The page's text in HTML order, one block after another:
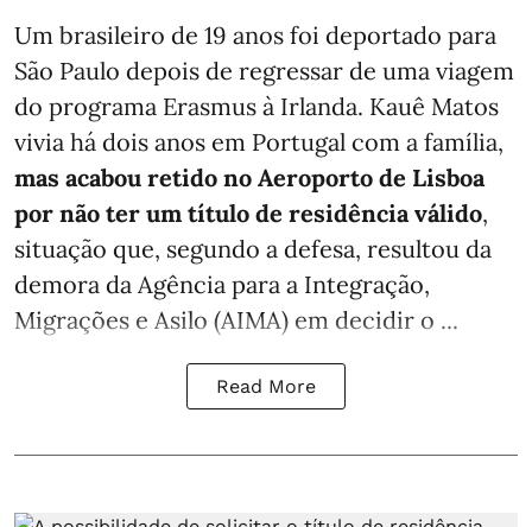
Um brasileiro de 19 anos foi deportado para
São Paulo depois de regressar de uma viagem
do programa Erasmus à Irlanda. Kauê Matos
vivia há dois anos em Portugal com a família,
mas acabou retido no Aeroporto de Lisboa
por não ter um título de residência válido,
situação que, segundo a defesa, resultou da
demora da Agência para a Integração,
Migrações e Asilo (AIMA) em decidir o ...
Read More